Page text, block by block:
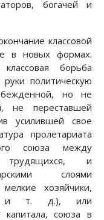
богачей и
классовой
в новых формах.
борьба
политическую
но не
не переставшей
усилившей свое
пролетариата
союза между
трудящихся, и
слоями
хозяйчики,
и т. д.), или
союза в